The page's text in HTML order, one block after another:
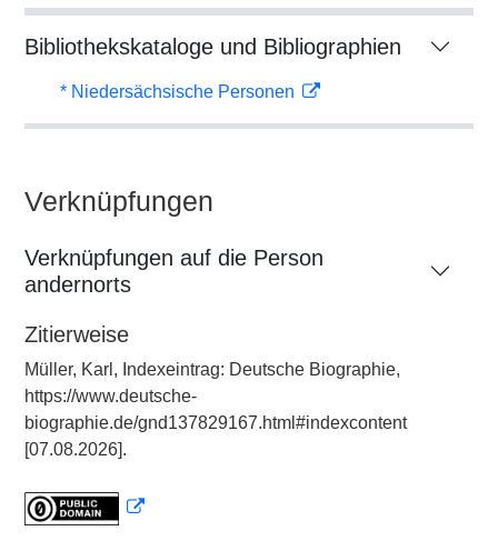
Bibliothekskataloge und Bibliographien
* Niedersächsische Personen
Verknüpfungen
Verknüpfungen auf die Person
andernorts
Zitierweise
Müller, Karl, Indexeintrag: Deutsche Biographie,
https://www.deutsche-
biographie.de/gnd137829167.html#indexcontent
[07.08.2026].